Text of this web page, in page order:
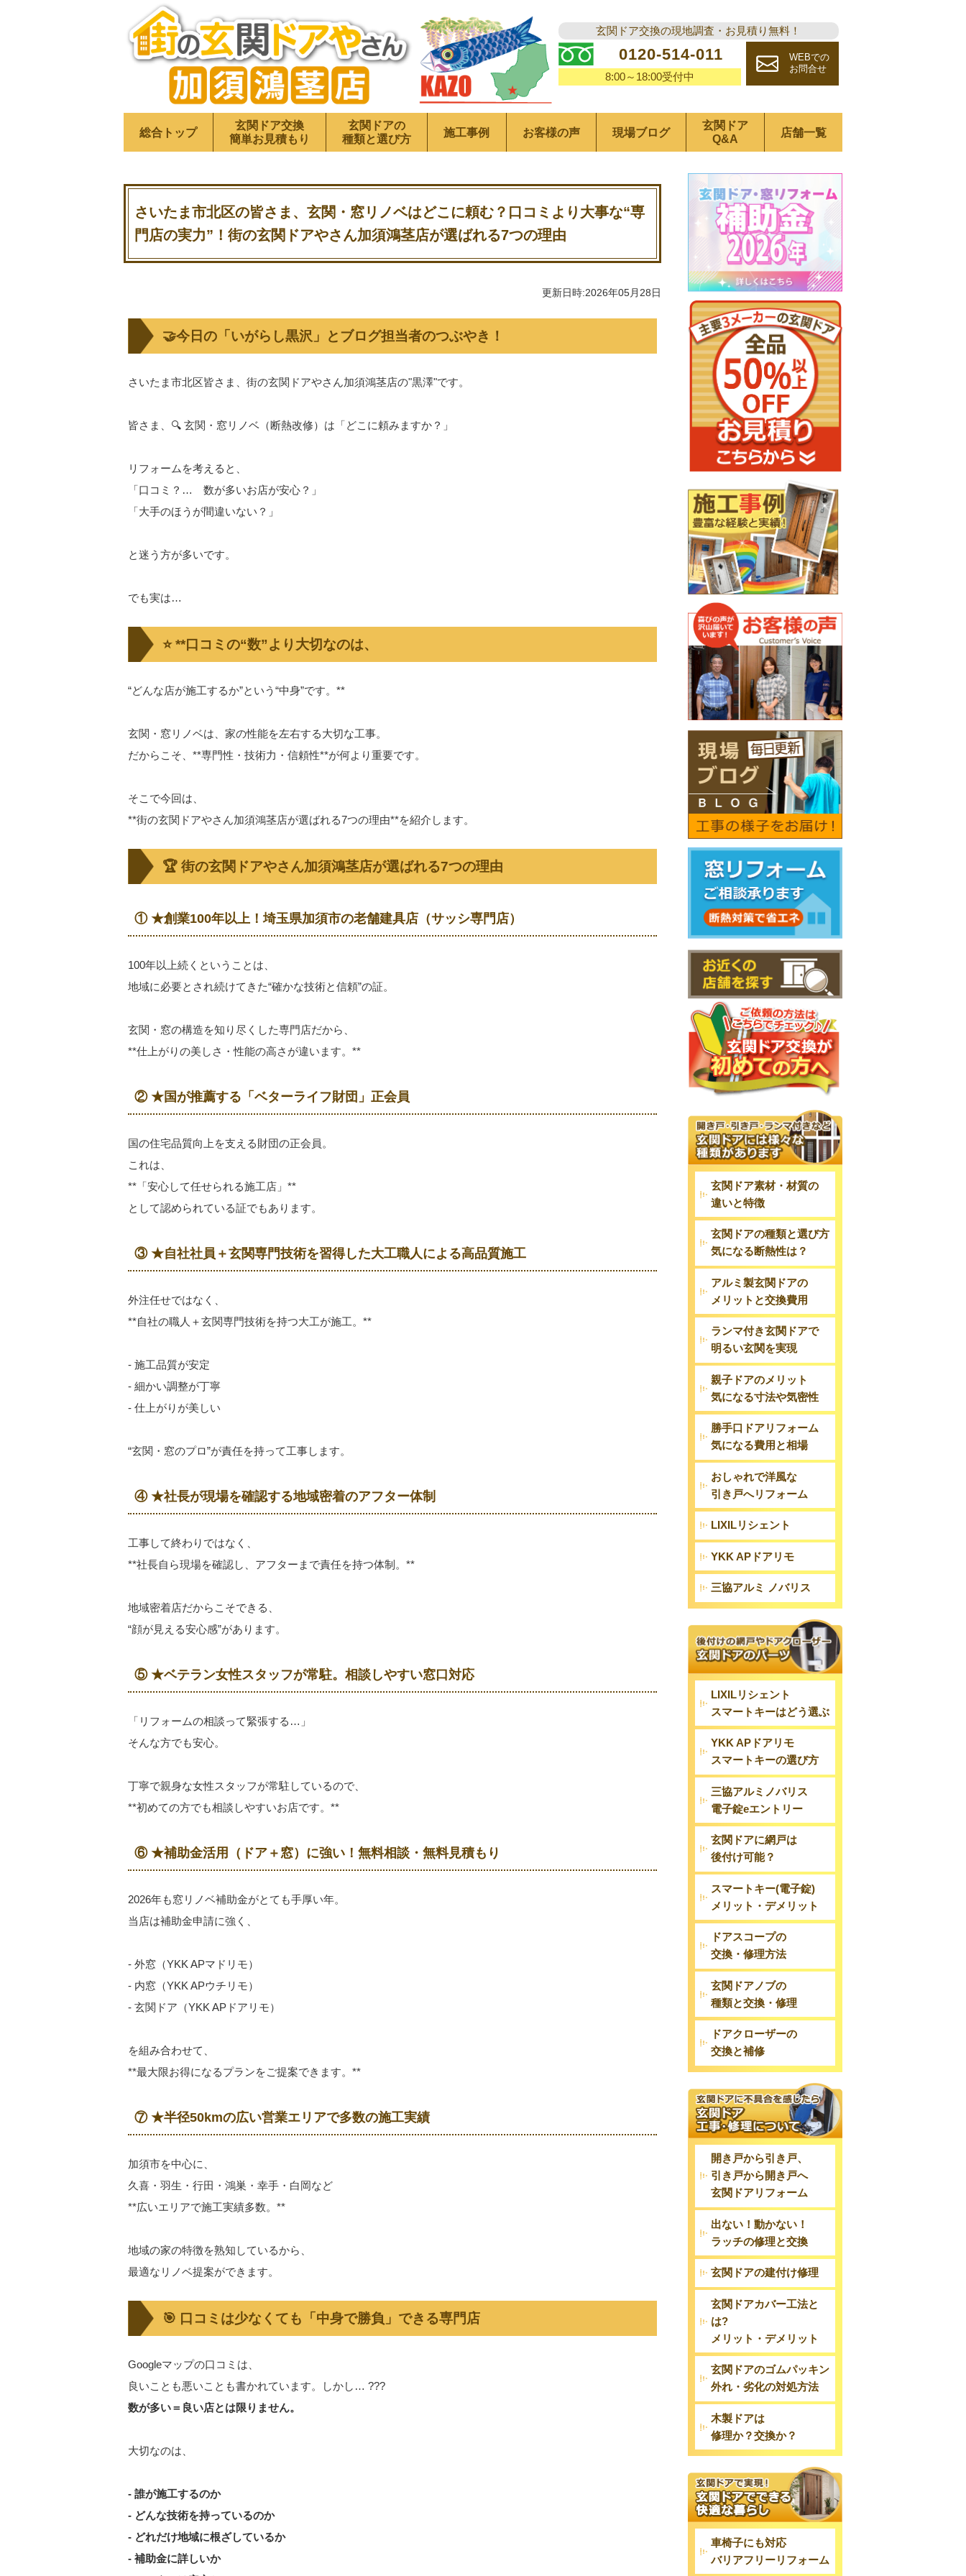
玄関ドア交換の現地調査・お見積り無料！
0120-514-011
8:00～18:00受付中
WEBでの
お問合せ
総合トップ
玄関ドア交換
簡単お見積もり
玄関ドアの
種類と選び方
施工事例 お客様の声 現場ブログ
玄関ドア
Q&A
店舗一覧
さいたま市北区の皆さま、玄関・窓リノベはどこに頼む？口コミより大事な“専
門店の実力”！街の玄関ドアやさん加須鴻茎店が選ばれる7つの理由
更新日時:2026年05月28日
🤝今日の「いがらし黒沢」とブログ担当者のつぶやき！
さいたま市北区皆さま、街の玄関ドアやさん加須鴻茎店の"黒澤"です。
皆さま、🔍 玄関・窓リノベ（断熱改修）は「どこに頼みますか？」
リフォームを考えると、
「口コミ？… 数が多いお店が安心？」
「大手のほうが間違いない？」
と迷う方が多いです。
でも実は…
⭐ **口コミの“数”より大切なのは、
“どんな店が施工するか”という“中身”です。**
玄関・窓リノベは、家の性能を左右する大切な工事。
だからこそ、**専門性・技術力・信頼性**が何より重要です。
そこで今回は、
**街の玄関ドアやさん加須鴻茎店が選ばれる7つの理由**を紹介します。
🏆 街の玄関ドアやさん加須鴻茎店が選ばれる7つの理由
① ★創業100年以上！埼玉県加須市の老舗建具店（サッシ専門店）
100年以上続くということは、
地域に必要とされ続けてきた“確かな技術と信頼”の証。
玄関・窓の構造を知り尽くした専門店だから、
**仕上がりの美しさ・性能の高さが違います。**
② ★国が推薦する「ベターライフ財団」正会員
国の住宅品質向上を支える財団の正会員。
これは、
**「安心して任せられる施工店」**
として認められている証でもあります。
③ ★自社社員＋玄関専門技術を習得した大工職人による高品質施工
外注任せではなく、
**自社の職人＋玄関専門技術を持つ大工が施工。**
- 施工品質が安定
- 細かい調整が丁寧
- 仕上がりが美しい
“玄関・窓のプロ”が責任を持って工事します。
④ ★社長が現場を確認する地域密着のアフター体制
工事して終わりではなく、
**社長自ら現場を確認し、アフターまで責任を持つ体制。**
地域密着店だからこそできる、
“顔が見える安心感”があります。
⑤ ★ベテラン女性スタッフが常駐。相談しやすい窓口対応
「リフォームの相談って緊張する…」
そんな方でも安心。
丁寧で親身な女性スタッフが常駐しているので、
**初めての方でも相談しやすいお店です。**
⑥ ★補助金活用（ドア＋窓）に強い！無料相談・無料見積もり
2026年も窓リノベ補助金がとても手厚い年。
当店は補助金申請に強く、
- 外窓（YKK APマドリモ）
- 内窓（YKK APウチリモ）
- 玄関ドア（YKK APドアリモ）
を組み合わせて、
**最大限お得になるプランをご提案できます。**
⑦ ★半径50kmの広い営業エリアで多数の施工実績
加須市を中心に、
久喜・羽生・行田・鴻巣・幸手・白岡など
**広いエリアで施工実績多数。**
地域の家の特徴を熟知しているから、
最適なリノベ提案ができます。
🎯 口コミは少なくても「中身で勝負」できる専門店
Googleマップの口コミは、
良いことも悪いことも書かれています。しかし… ???
数が多い＝良い店とは限りません。
大切なのは、
- 誰が施工するのか
- どんな技術を持っているのか
- どれだけ地域に根ざしているか
- 補助金に詳しいか
玄関ドア素材・材質の
違いと特徴
玄関ドアの種類と選び方
気になる断熱性は？
アルミ製玄関ドアの
メリットと交換費用
ランマ付き玄関ドアで
明るい玄関を実現
親子ドアのメリット
気になる寸法や気密性
勝手口ドアリフォーム
気になる費用と相場
おしゃれで洋風な
引き戸へリフォーム
LIXILリシェント
YKK APドアリモ
三協アルミ ノバリス
LIXILリシェント
スマートキーはどう選ぶ
YKK APドアリモ
スマートキーの選び方
三協アルミノバリス
電子錠eエントリー
玄関ドアに網戸は
後付け可能？
スマートキー(電子錠)
メリット・デメリット
ドアスコープの
交換・修理方法
玄関ドアノブの
種類と交換・修理
ドアクローザーの
交換と補修
開き戸から引き戸、
引き戸から開き戸へ
玄関ドアリフォーム
出ない！動かない！
ラッチの修理と交換
玄関ドアの建付け修理
玄関ドアカバー工法と
は?
メリット・デメリット
玄関ドアのゴムパッキン
外れ・劣化の対処方法
木製ドアは
修理か？交換か？
車椅子にも対応
バリアフリーリフォーム